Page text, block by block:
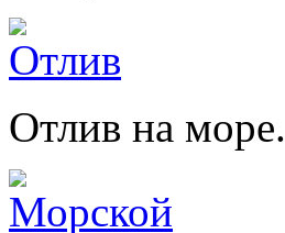
Отлив на море.